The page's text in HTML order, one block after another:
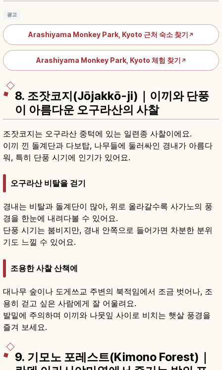
광고
Arashiyama Monkey Park, Kyoto 근처 숙소 찾기 ↗
Arashiyama Monkey Park, Kyoto 체험 찾기 ↗
8. 조잣코지(Jōjakkō-ji)｜이끼와 단풍
이 아름다운 오구라산의 사찰
조잣코지는 오구라산 중턱에 있는 일련종 사찰이에요.
이끼 낀 돌계단과 다보탑, 나무들에 둘러싸인 경내가 아름다
워, 특히 단풍 시기에 인기가 있어요.
오구라산 비탈을 걷기
경내는 비탈과 돌계단이 많아, 위로 올라갈수록 사가노의 풍
경을 한눈에 내려다볼 수 있어요.
단풍 시기는 붐비지만, 경내 안쪽으로 들어가면 차분한 분위
기도 느낄 수 있어요.
조용한 사찰 산책에
대나무 숲이나 도게쓰교 주변의 북적임에서 조금 벗어나, 조
용히 걷고 싶은 사람에게 잘 어울려요.
발밑에 주의하며 이끼와 나뭇잎 사이로 비치는 햇살 풍경을
즐겨 보세요.
9. 기모노 포레스트(Kimono Forest)｜